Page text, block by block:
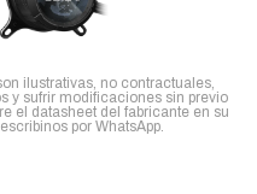
ilustrativas, no contractuales,
y sufrir modificaciones sin previo
el datasheet del fabricante en su
por WhatsApp.